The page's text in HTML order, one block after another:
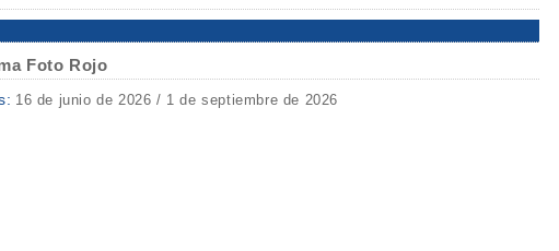
Foto Rojo
16 de junio de 2026 / 1 de septiembre de 2026